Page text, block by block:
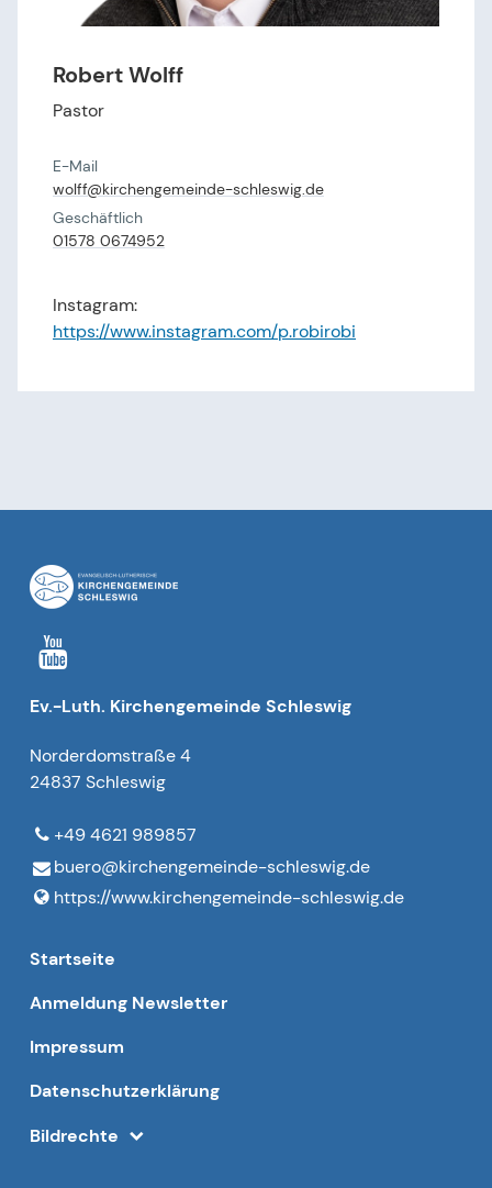
Robert Wolff
Pastor
E-Mail
wolff@​kirchengemeinde-schleswig.​de
Geschäftlich
01578 0674952
Instagram:
https://www.instagram.com/p.robirobi
Ev.-Luth. Kirchengemeinde Schleswig
Norderdomstraße 4
24837 Schleswig
+49 4621 989857
buero@​kirchengemeinde-schleswig.​de
https://www.​kirchengemeinde-schleswig.​de
Startseite
Anmeldung Newsletter
Impressum
Datenschutzerklärung
Bildrechte